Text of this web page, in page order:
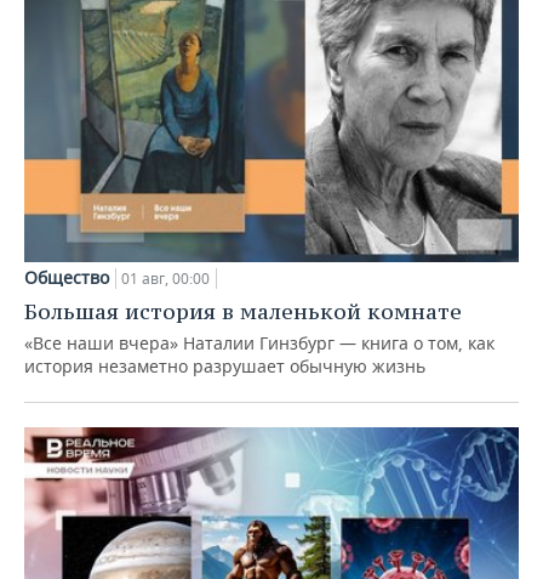
Общество 01 авг, 00:00
Большая история в маленькой комнате
«Все наши вчера» Наталии Гинзбург — книга о том, как
история незаметно разрушает обычную жизнь